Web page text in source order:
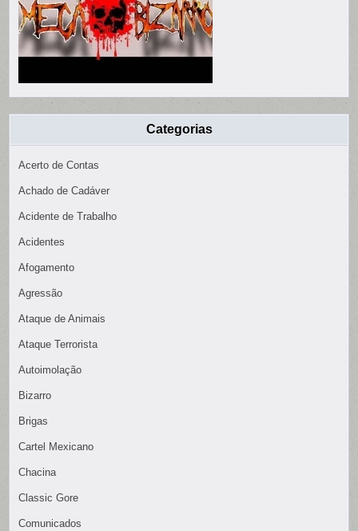
Categorias
Acerto de Contas
Achado de Cadáver
Acidente de Trabalho
Acidentes
Afogamento
Agressão
Ataque de Animais
Ataque Terrorista
Autoimolação
Bizarro
Brigas
Cartel Mexicano
Chacina
Classic Gore
Comunicados